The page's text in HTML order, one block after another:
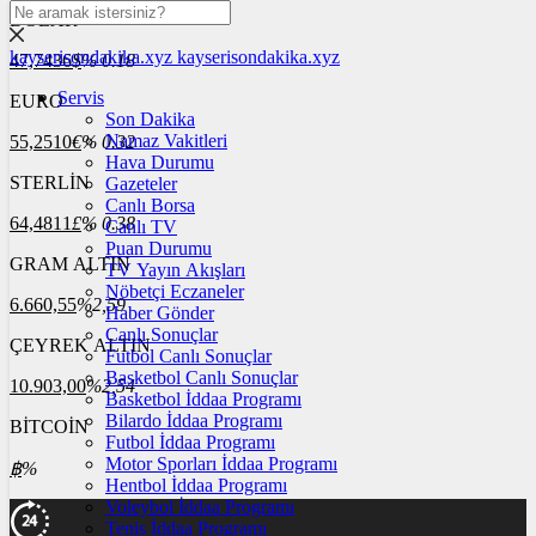
DOLAR
47,7436$% 0.18
EURO
55,2510€% 0.32
STERLİN
64,4811£% 0.38
GRAM ALTIN
6.660,55%2,59
ÇEYREK ALTIN
10.903,00%2,54
BİTCOİN
฿%
kayserisondakika.xyz kayserisondakika.xyz
Servis
Son Dakika
Namaz Vakitleri
Hava Durumu
Gazeteler
Canlı Borsa
Canlı TV
Puan Durumu
TV Yayın Akışları
Nöbetçi Eczaneler
Haber Gönder
Canlı Sonuçlar
Futbol Canlı Sonuçlar
Basketbol Canlı Sonuçlar
Basketbol İddaa Programı
Bilardo İddaa Programı
Futbol İddaa Programı
Motor Sporları İddaa Programı
Hentbol İddaa Programı
Voleybol İddaa Programı
Tenis İddaa Programı